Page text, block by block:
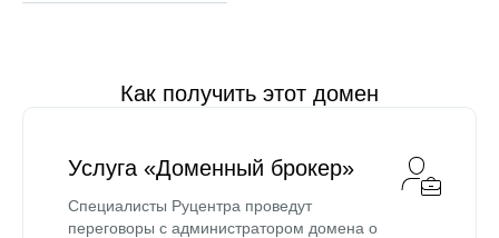
Как получить этот домен
Услуга «Доменный брокер»
Специалисты Руцентра проведут
переговоры с администратором домена о